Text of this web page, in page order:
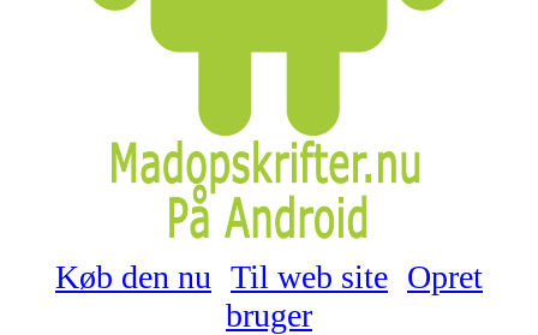
Køb den nu Til web site Opret
bruger